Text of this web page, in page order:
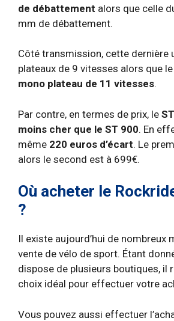
de débattement alors que celle
mm de débattement.
Côté transmission, cette dernière
plateaux de 9 vitesses alors que
mono plateau de 11 vitesses.
Par contre, en termes de prix, le
moins cher que le ST 900. En
même 220 euros d’écart. Le
alors le second est à 699€.
Où acheter le
?
Il existe aujourd’hui de nombreux
vente de vélo de sport. Étant
dispose de plusieurs boutiques, il
choix idéal pour effectuer votre
Vous pouvez aussi effectuer